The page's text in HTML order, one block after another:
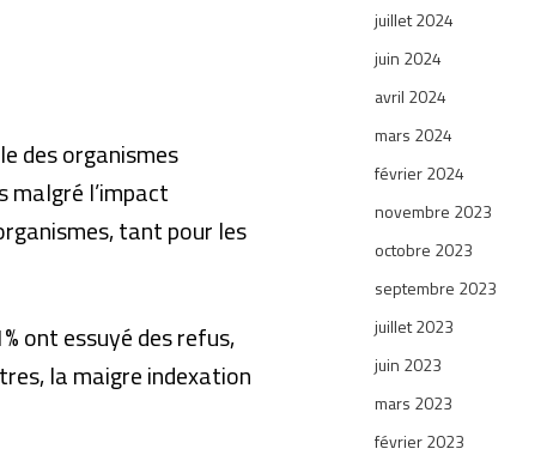
des organismes
malgré l’impact
tant pour les
ont essuyé des refus,
la maigre indexation
juillet 2024
juin 2024
avril 2024
mars 2024
février 2024
novembre 2023
octobre 2023
septembre 2023
juillet 2023
juin 2023
mars 2023
février 2023